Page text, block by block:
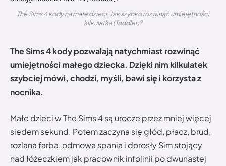
The Sims 4 kody na małe dzieci. Jak szybko rozwinąć umiejętności
kilkulatka (Toddler)?
The Sims 4 kody pozwalają natychmiast rozwinąć
umiejętności małego dziecka. Dzięki nim kilkulatek
szybciej mówi, chodzi, myśli, bawi się i korzysta z
nocnika.
Małe dzieci w The Sims 4 są urocze przez mniej więcej
siedem sekund. Potem zaczyna się głód, płacz, brud,
rozlana farba, odmowa spania i dorosły Sim stojący
nad łóżeczkiem jak pracownik infolinii po dwunastej